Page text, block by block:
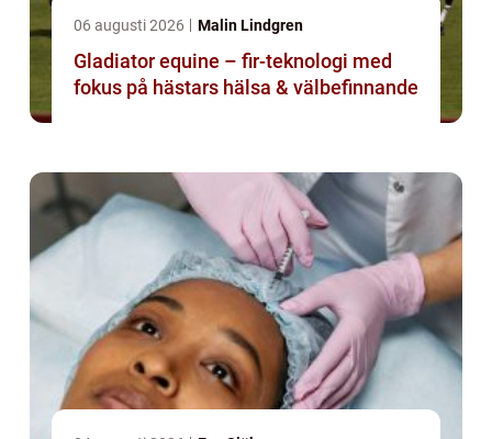
06 augusti 2026 Malin Lindgren
Gladiator equine – fir-teknologi med
fokus på hästars hälsa & välbefinnande